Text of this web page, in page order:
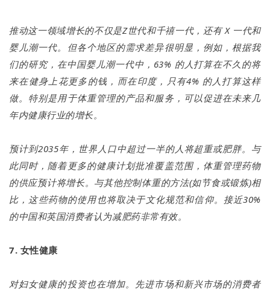
推动这一领域增长的不仅是Z世代和千禧一代，还有 X 一代和
婴儿潮一代。但各个地区的需求差异很明显，例如，根据我
们的研究，在中国婴儿潮一代中，63% 的人打算在不久的将
来在健身上花更多的钱，而在印度，只有4% 的人打算这样
做。特别是用于体重管理的产品和服务，可以促进在未来几
年内健康行业的增长。
预计到2035年，世界人口中超过一半的人将超重或肥胖。与
此同时，随着更多的健康计划批准覆盖范围，体重管理药物
的供应预计将增长。与其他控制体重的方法(如节食或锻炼)相
比，这些药物的使用也将取决于文化规范和信仰。接近30%
的中国和英国消费者认为减肥药非常有效。
7. 女性健康
对妇女健康的投资也在增加。先进市场和新兴市场的消费者